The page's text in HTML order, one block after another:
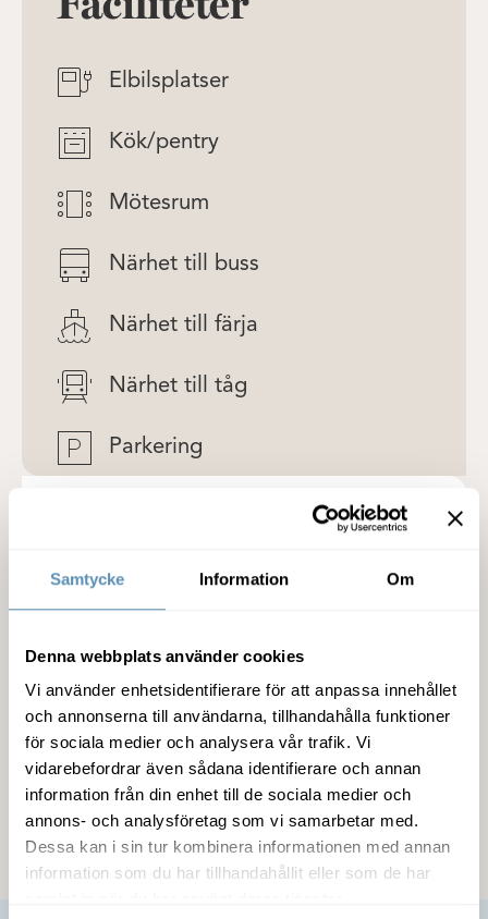
Samtycke Information Om
Denna webbplats använder cookies
Vi använder enhetsidentifierare för att anpassa innehållet
och annonserna till användarna, tillhandahålla funktioner
för sociala medier och analysera vår trafik. Vi
vidarebefordrar även sådana identifierare och annan
information från din enhet till de sociala medier och
annons- och analysföretag som vi samarbetar med.
Dessa kan i sin tur kombinera informationen med annan
information som du har tillhandahållit eller som de har
Elbilsplatser
Kök/pentry
Mötesrum
Närhet till buss
Närhet till färja
Närhet till tåg
Parkering
Detaljer om lokalen
Service
Miljöcertifiering
Kommunikation